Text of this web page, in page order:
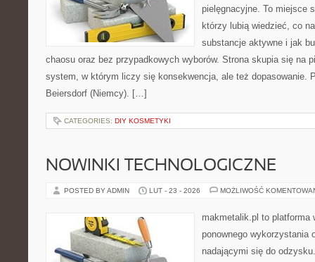
pielęgnacyjne. To miejsce
którzy lubią wiedzieć, co
substancje aktywne i jak
chaosu oraz bez przypadkowych wyborów. Strona skupia się na
system, w którym liczy się konsekwencja, ale też dopasowanie.
Beiersdorf (Niemcy). […]
CATEGORIES: DIY KOSMETYKI
NOWINKI TECHNOLOGICZNE
POSTED BY ADMIN LUT - 23 - 2026 MOŻLIWOŚĆ
makmetalik.pl to platforma
ponownego wykorzystania
nadającymi się do